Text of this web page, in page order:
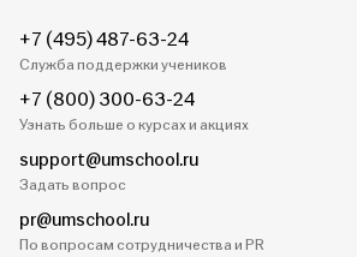
+7 (495) 487-63-24
Служба поддержки учеников
+7 (800) 300-63-24
Узнать больше о курсах и акциях
support@umschool.ru
Задать вопрос
pr@umschool.ru
По вопросам сотрудничества и PR